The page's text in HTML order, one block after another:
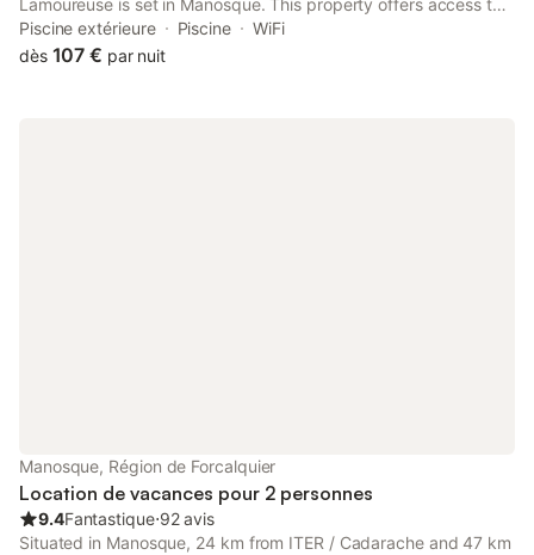
Lamoureuse is set in Manosque. This property offers access to
a balcony, table tennis, free private parking and free WiFi. The
property is non-smoking and is located 23 km from ITER /
Piscine extérieure Piscine
WiFi
dès 107 € par nuit
Manosque, Région de Forcalquier
Location de vacances pour 2 personnes
9.4Fantastique⋅92 avis
Situated in Manosque, 24 km from ITER / Cadarache and 47 km